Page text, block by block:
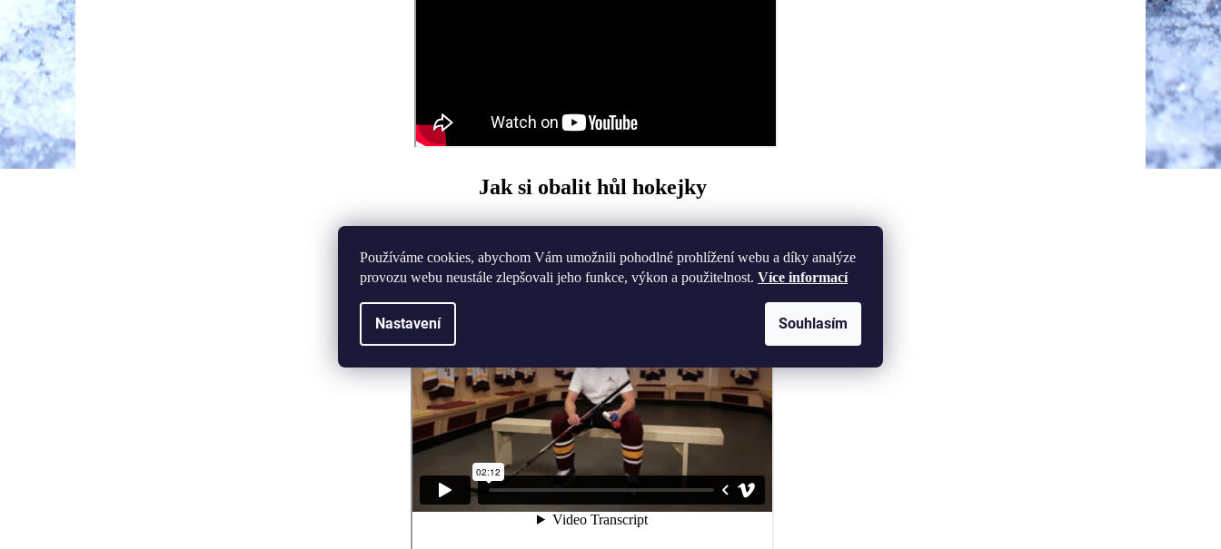
Používáme cookies, abychom Vám umožnili pohodlné prohlížení webu a díky analýze
provozu webu neustále zlepšovali jeho funkce, výkon a použitelnost. Více informací
Nastavení Souhlasím
Jak si obalit hůl hokejky